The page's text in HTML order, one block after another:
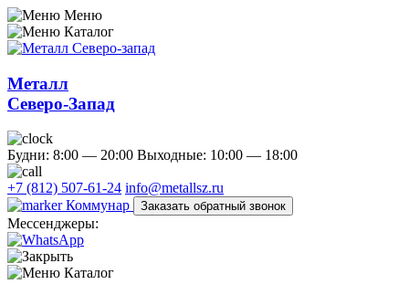
Меню
Каталог
Металл
Северо-Запад
Будни: 8:00 — 20:00 Выходные: 10:00 — 18:00
+7 (812) 507-61-24 info@metallsz.ru
Коммунар
Заказать обратный звонок
Мессенджеры:
Каталог